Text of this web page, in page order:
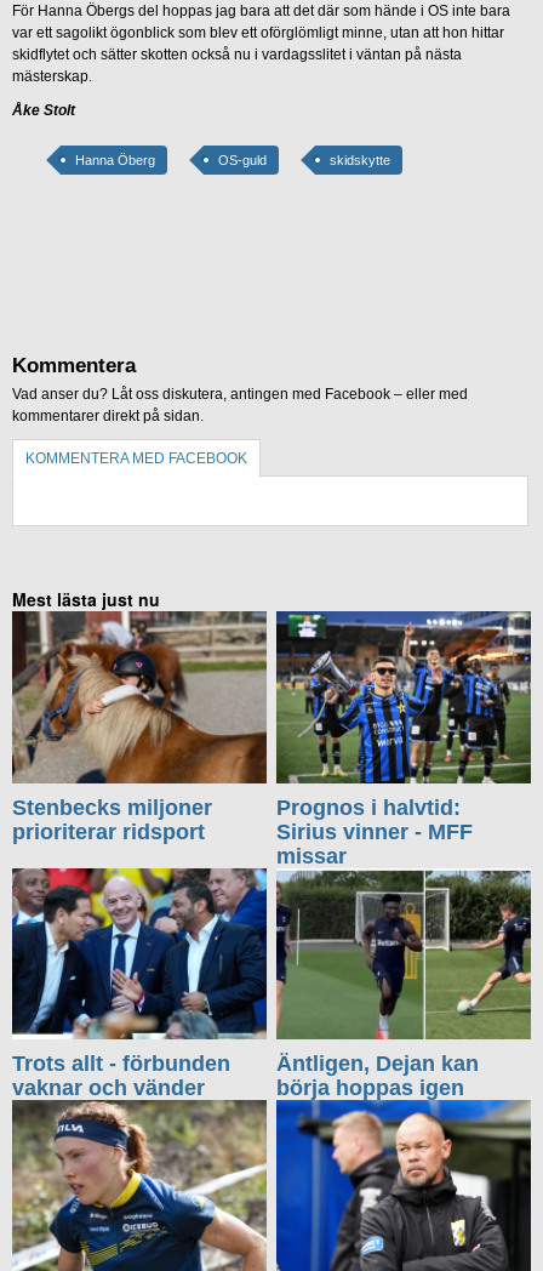
För Hanna Öbergs del hoppas jag bara att det där som hände i OS inte bara
var ett sagolikt ögonblick som blev ett oförglömligt minne, utan att hon hittar
skidflytet och sätter skotten också nu i vardagsslitet i väntan på nästa
mästerskap.
Åke Stolt
Hanna Öberg OS-guld skidskytte
Kommentera
Vad anser du? Låt oss diskutera, antingen med Facebook – eller med
kommentarer direkt på sidan.
KOMMENTERA MED FACEBOOK
Mest lästa just nu
Stenbecks miljoner
prioriterar ridsport
Prognos i halvtid:
Sirius vinner - MFF
missar
Trots allt - förbunden
vaknar och vänder
Äntligen, Dejan kan
börja hoppas igen